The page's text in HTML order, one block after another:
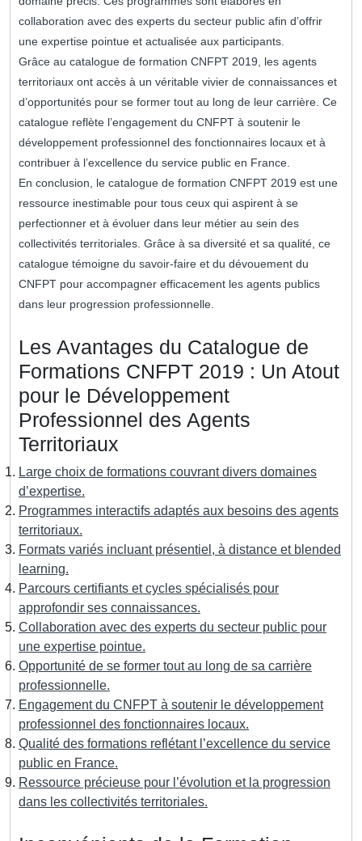
collaboration avec des experts du secteur public afin d’offrir
une expertise pointue et actualisée aux participants.
Grâce au catalogue de formation CNFPT 2019, les agents
territoriaux ont accès à un véritable vivier de connaissances et
d’opportunités pour se former tout au long de leur carrière. Ce
catalogue reflète l’engagement du CNFPT à soutenir le
développement professionnel des fonctionnaires locaux et à
contribuer à l’excellence du service public en France.
En conclusion, le catalogue de formation CNFPT 2019 est une
ressource inestimable pour tous ceux qui aspirent à se
perfectionner et à évoluer dans leur métier au sein des
collectivités territoriales. Grâce à sa diversité et sa qualité, ce
catalogue témoigne du savoir-faire et du dévouement du
CNFPT pour accompagner efficacement les agents publics
dans leur progression professionnelle.
Les Avantages du Catalogue de
Formations CNFPT 2019 : Un Atout
pour le Développement
Professionnel des Agents
Territoriaux
Large choix de formations couvrant divers domaines
d’expertise.
Programmes interactifs adaptés aux besoins des agents
territoriaux.
Formats variés incluant présentiel, à distance et blended
learning.
Parcours certifiants et cycles spécialisés pour
approfondir ses connaissances.
Collaboration avec des experts du secteur public pour
une expertise pointue.
Opportunité de se former tout au long de sa carrière
professionnelle.
Engagement du CNFPT à soutenir le développement
professionnel des fonctionnaires locaux.
Qualité des formations reflétant l’excellence du service
public en France.
Ressource précieuse pour l’évolution et la progression
dans les collectivités territoriales.